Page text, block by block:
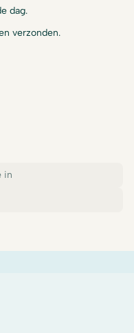
dag.
verzonden.
in